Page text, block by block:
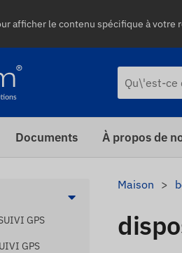
afficher le contenu spécifique à votre
Documents À propos de
GPS
GPS
Maison